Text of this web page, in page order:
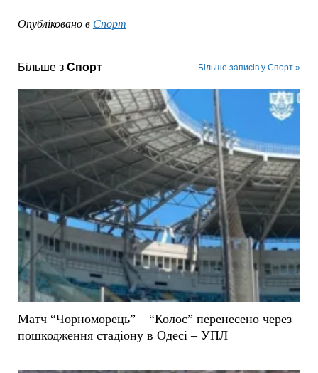
Опубліковано в Спорт
Більше з Спорт Більше записів у Спорт »
Матч “Чорноморець” – “Колос” перенесено через
пошкодження стадіону в Одесі – УПЛ